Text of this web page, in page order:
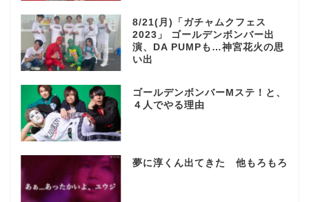
8/21(月)「ガチャムクフェス
2023」 ゴールデンボンバー出
演、DA PUMPも…神宮花火の思
い出
ゴールデンボンバーMステ！と、
４人でやる理由
夢に淳くん出てきた 他もろもろ